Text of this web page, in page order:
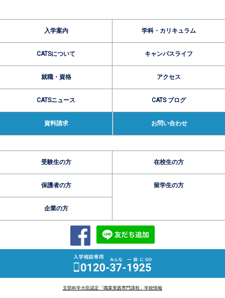
入学案内 学科・カリキュラム
CATSについて キャンパスライフ
就職・資格 アクセス
CATSニュース CATS ブログ
資料請求 お問い合わせ
受験生の方 在校生の方
保護者の方 留学生の方
企業の方
文部科学大臣認定「職業実践専門課程」学校情報